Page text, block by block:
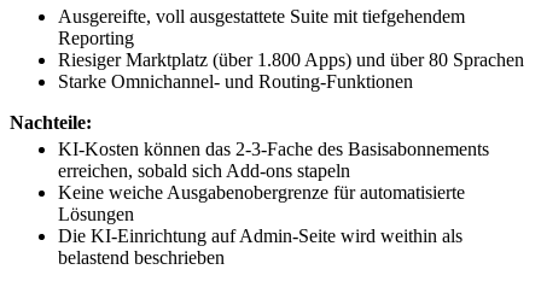
Ausgereifte, voll ausgestattete Suite mit tiefgehendem
Reporting
Riesiger Marktplatz (über 1.800 Apps) und über 80 Sprachen
Starke Omnichannel- und Routing-Funktionen
Nachteile:
KI-Kosten können das 2-3-Fache des Basisabonnements
erreichen, sobald sich Add-ons stapeln
Keine weiche Ausgabenobergrenze für automatisierte
Lösungen
Die KI-Einrichtung auf Admin-Seite wird weithin als
belastend beschrieben